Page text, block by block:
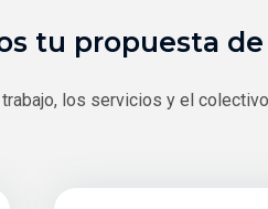
tu propuesta
los servicios y el